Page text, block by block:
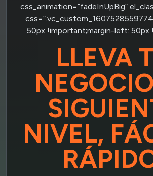
css_animation=”fadeInUpBig”
50px !important;margin-left: 50px
LLEVA
NIVEL,